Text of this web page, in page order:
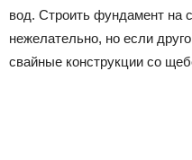
вод. Строить фундамент на
нежелательно, но если
свайные конструкции со